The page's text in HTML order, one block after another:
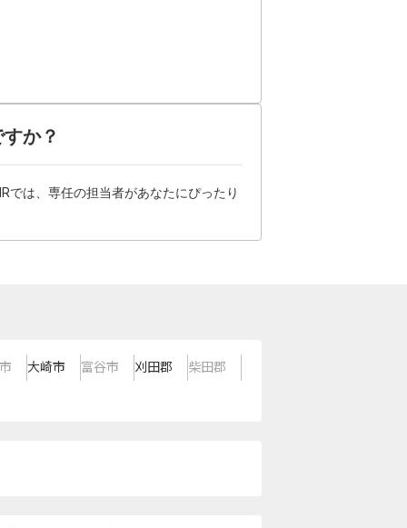
か？
では、専任の担当者があなたにぴったり
大崎市 富谷市 刈田郡 柴田郡